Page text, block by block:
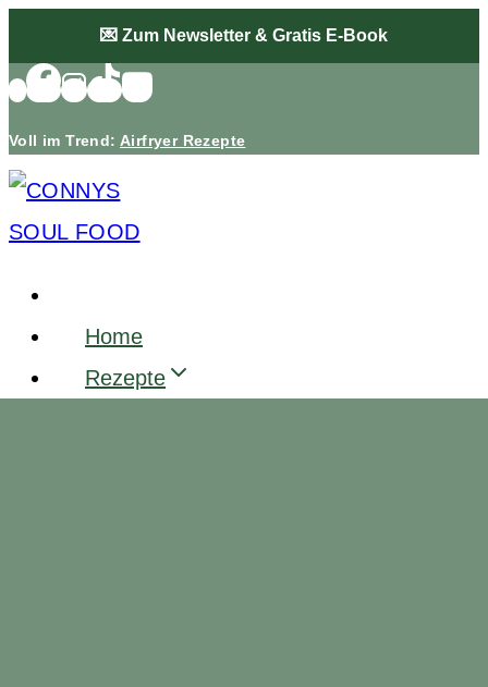
Inhalt
💌 Zum Newsletter & Gratis E-Book
Voll im Trend: Airfryer Rezepte
Home
Rezepte